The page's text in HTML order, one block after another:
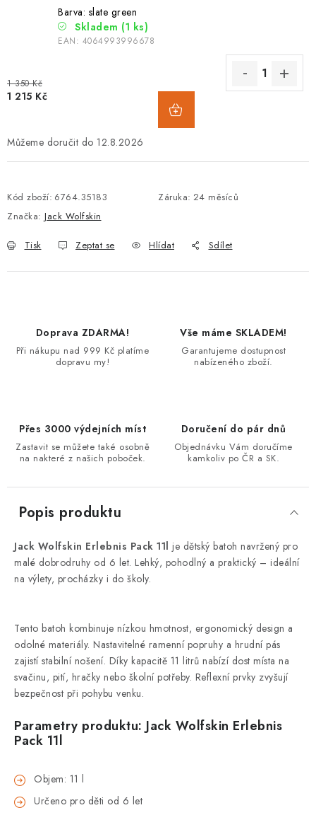
Barva: slate green
Skladem (1 ks)
EAN: 4064993996678
1 350 Kč
1 215 Kč
12.8.2026
Kód zboží: 6764.35183 Záruka: 24 měsíců
Značka: Jack Wolfskin
Tisk Zeptat se Hlídat Sdílet
Doprava ZDARMA!
Při nákupu nad 999 Kč platíme
dopravu my!
Vše máme SKLADEM!
Garantujeme dostupnost
nabízeného zboží.
Přes 3000 výdejních míst
Zastavit se můžete také osobně
na nakteré z našich poboček.
Doručení do pár dnů
Objednávku Vám doručíme
kamkoliv po ČR a SK.
Popis produktu
Jack Wolfskin Erlebnis Pack 11l je dětský batoh navržený pro
malé dobrodruhy od 6 let. Lehký, pohodlný a praktický – ideální
na výlety, procházky i do školy.
Tento batoh kombinuje nízkou hmotnost, ergonomický design a
odolné materiály. Nastavitelné ramenní popruhy a hrudní pás
zajistí stabilní nošení. Díky kapacitě 11 litrů nabízí dost místa na
svačinu, pití, hračky nebo školní potřeby. Reflexní prvky zvyšují
bezpečnost při pohybu venku.
Parametry produktu: Jack Wolfskin Erlebnis
Pack 11l
Objem: 11 l
Určeno pro děti od 6 let